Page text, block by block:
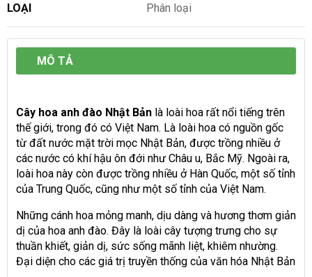
LOẠI Phân loại
MÔ TẢ
Cây hoa anh đào Nhật Bản là loài hoa rất nổi tiếng trên
thế giới, trong đó có Việt Nam. Là loài hoa có nguồn gốc
từ đất nước mặt trời mọc Nhật Bản, được trồng nhiều ở
các nước có khí hậu ôn đới như Châu u, Bắc Mỹ. Ngoài ra,
loài hoa này còn được trồng nhiều ở Hàn Quốc, một số tỉnh
của Trung Quốc, cũng như một số tỉnh của Việt Nam.
Những cánh hoa mỏng manh, dịu dàng và hương thơm giản
dị của hoa anh đào. Đây là loài cây tượng trưng cho sự
thuần khiết, giản dị, sức sống mãnh liệt, khiêm nhường.
Đại diện cho các giá trị truyền thống của văn hóa Nhật Bản